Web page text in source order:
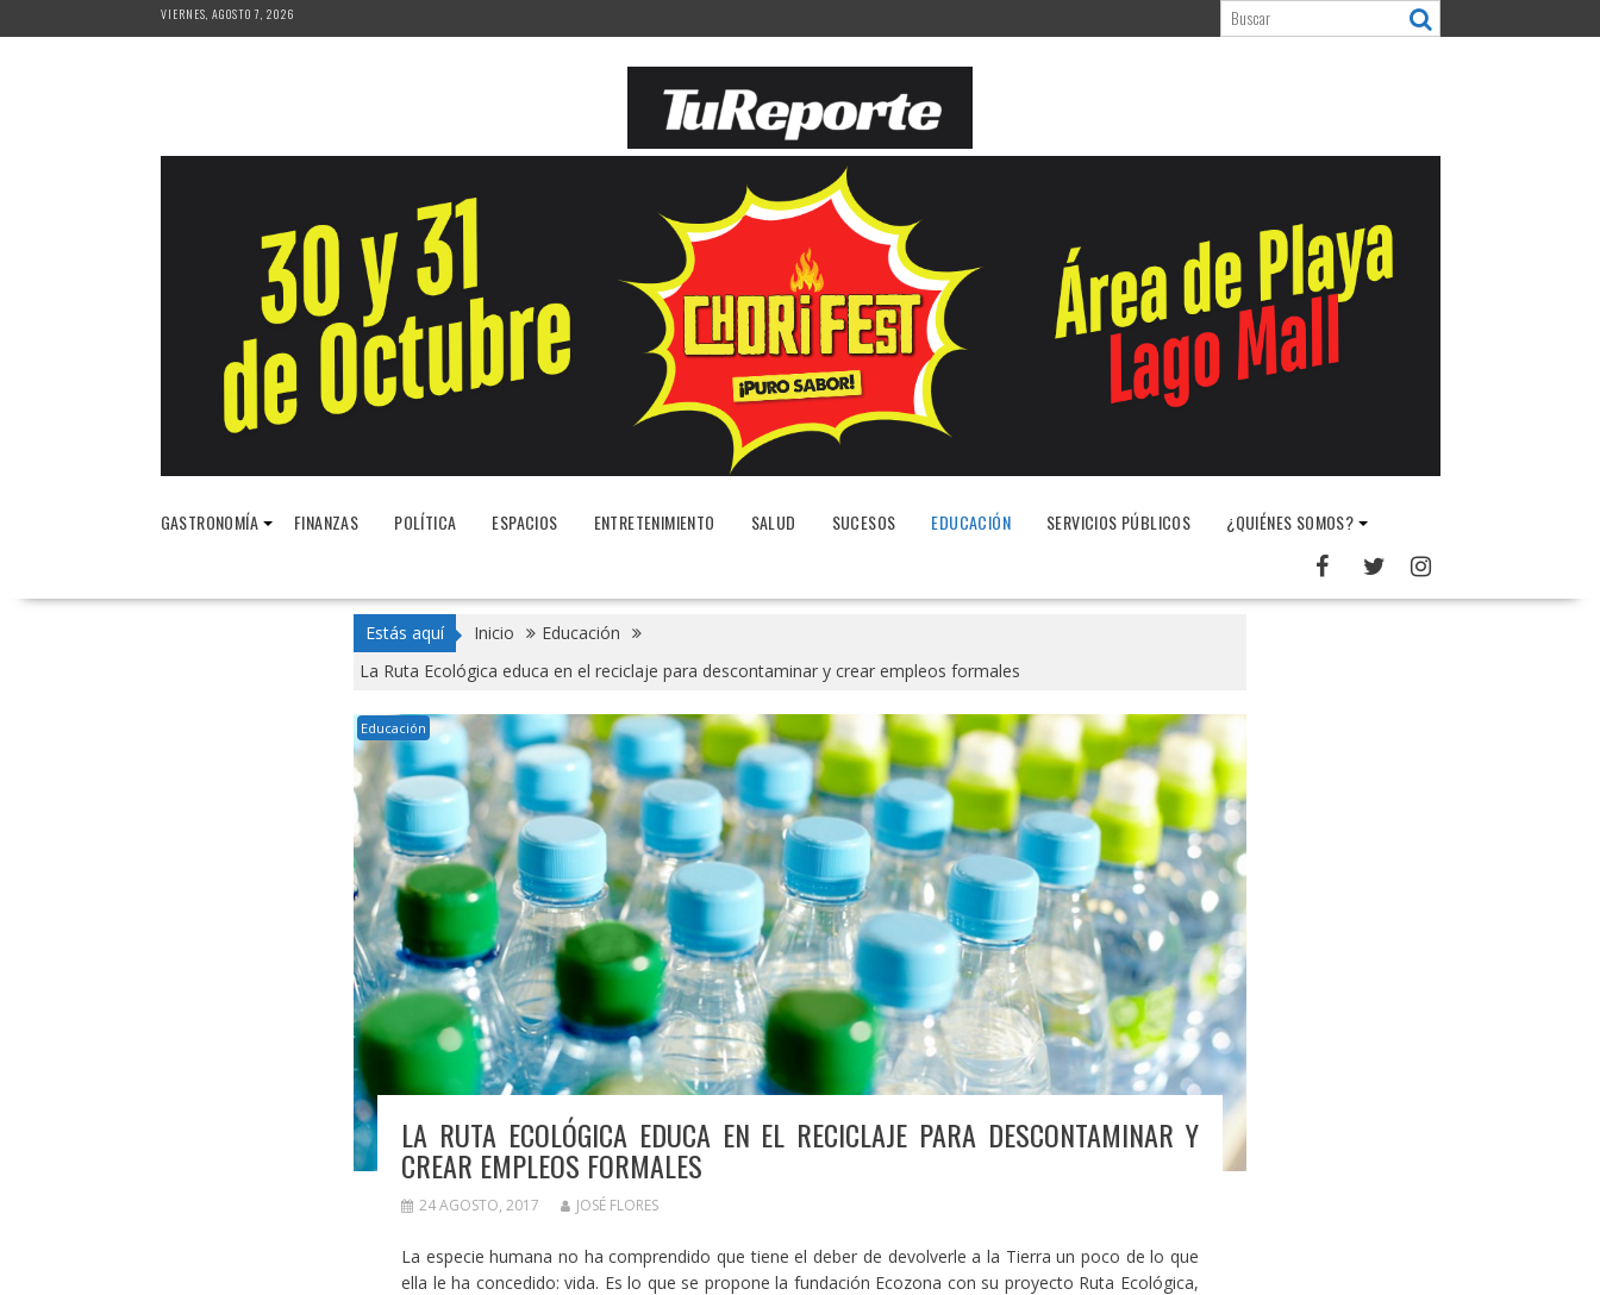
al
VIERNES, AGOSTO 7, 2026
GASTRONOMÍA FINANZAS POLÍTICA ESPACIOS ENTRETENIMIENTO SALUD SUCESOS EDUCACIÓN SERVICIOS PÚBLICOS ¿QUIÉNES SOMOS?
Estás aquí Inicio
Educación
La Ruta Ecológica educa en el reciclaje para descontaminar y crear empleos formales
Educación
LA RUTA ECOLÓGICA EDUCA EN EL RECICLAJE PARA DESCONTAMINAR Y
CREAR EMPLEOS FORMALES
24 AGOSTO, 2017 JOSÉ FLORES
La especie humana no ha comprendido que tiene el deber de devolverle a la Tierra un poco de lo que
ella le ha concedido: vida. Es lo que se propone la fundación Ecozona con su proyecto Ruta Ecológica,